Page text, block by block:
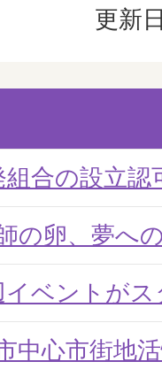
更新
組合の設立認
の卵、夢へ
イベントが
中心市街地